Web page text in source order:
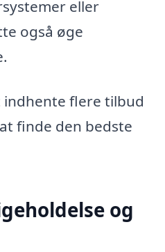
eller
også øge
indhente flere tilbud
finde den bedste
og